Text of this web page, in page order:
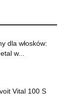
dla włosków:
w...
Vital 100 S